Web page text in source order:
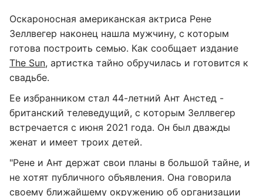
Оскароносная американская актриса Рене
Зеллвегер наконец нашла мужчину, с которым
готова построить семью. Как сообщает издание
The Sun, артистка тайно обручилась и готовится к
свадьбе.
Ее избранником стал 44-летний Ант Анстед -
британский телеведущий, с которым Зеллвегер
встречается с июня 2021 года. Он был дважды
женат и имеет троих детей.
"Рене и Ант держат свои планы в большой тайне, и
не хотят публичного объявления. Она говорила
своему ближайшему окружению об организации